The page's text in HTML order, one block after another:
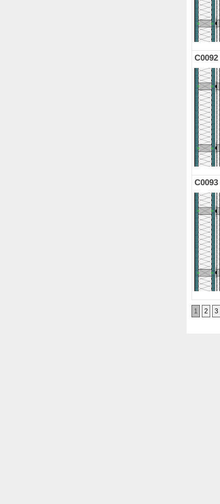
C0092
C0093
1 2 3